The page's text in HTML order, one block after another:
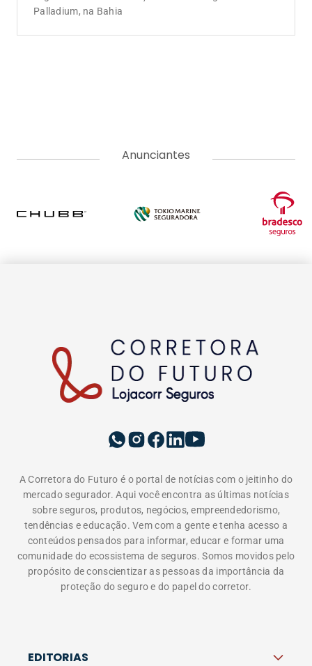
sobre seguros, produtos, negócios, empreendedorismo,
tendências e educação. Vem com a gente e tenha acesso a
conteúdos pensados para informar, educar e formar uma
EDITORIAS
INSTITUCIONAL
Corretora do Futuro © 2026 Todos os direitos
reservados.
Política de privacidadeTermos de UsoFale Conosco